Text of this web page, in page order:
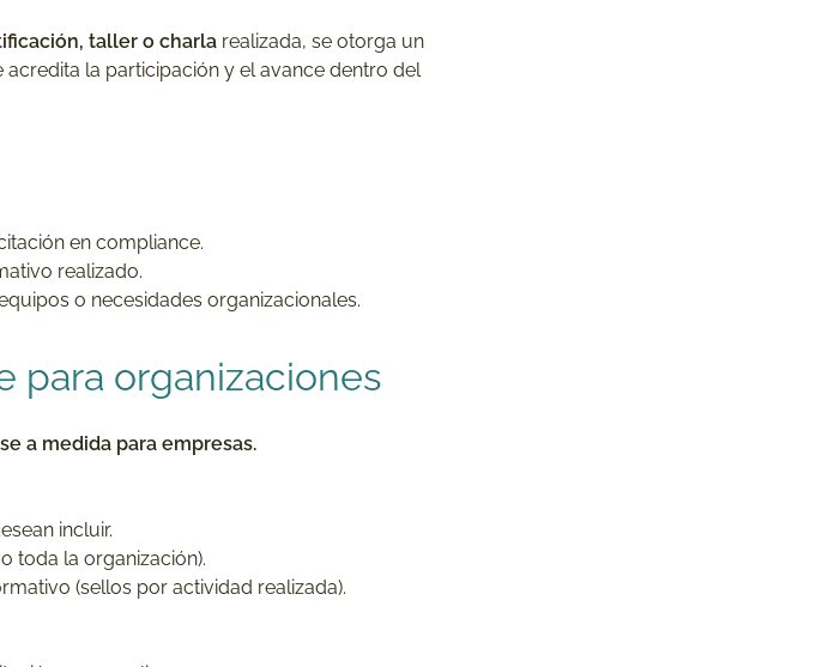
taller o charla realizada, se otorga un
acredita la participación y el avance dentro del
en compliance.
realizado.
o necesidades organizacionales.
para organizaciones
a medida para empresas.
incluir.
toda la organización).
(sellos por actividad realizada).